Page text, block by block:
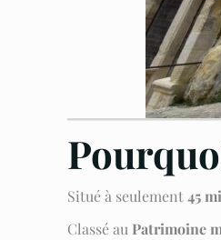
Situé à seulement45
Classé au Patrimoine